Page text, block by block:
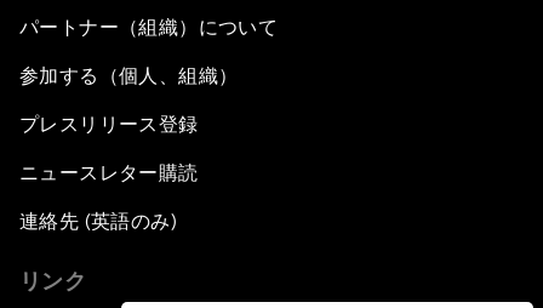
パートナー（組織）について
参加する（個人、組織）
プレスリリース登録
ニュースレター購読
連絡先 (英語のみ)
リンク